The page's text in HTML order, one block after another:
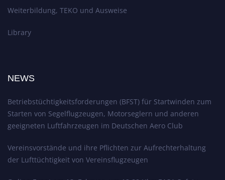
Weiterbildung, TEKO und Ausweise
Library
NEWS
Betriebstüchtigkeitsforderungen (BFST) für Startwinden zum
Starten von Segelflugzeugen, Motorseglern und anderen
geeigneten Luftfahrzeugen im Deutschen Aero Club
Vereinsvorstände und ihre Pflichten zur Aufrechterhaltung
der Lufttüchtigkeit von Vereinsflugzeugen